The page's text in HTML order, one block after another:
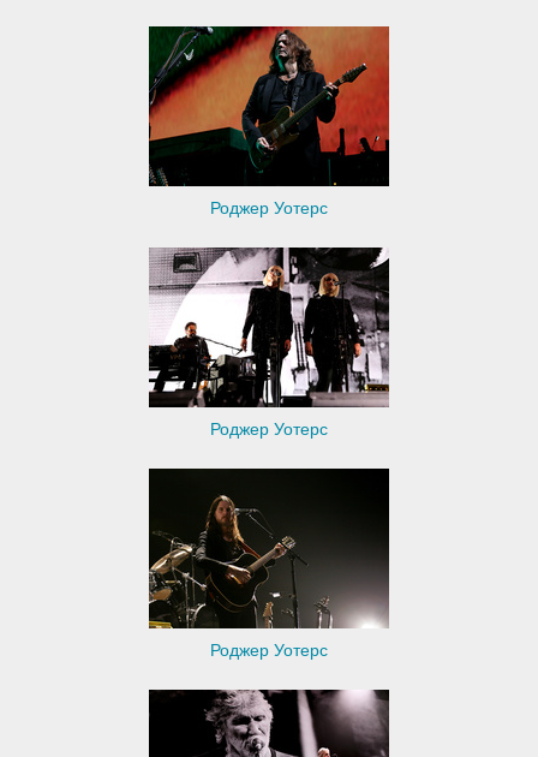
Роджер Уотерс
Роджер Уотерс
Роджер Уотерс